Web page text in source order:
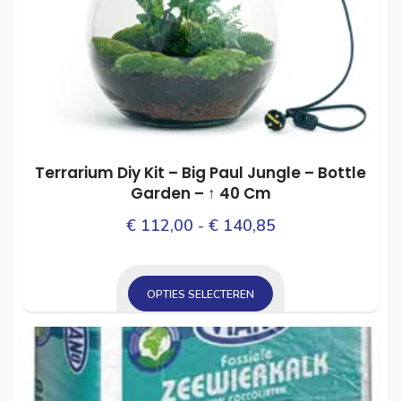
Terrarium Diy Kit – Big Paul Jungle – Bottle
Garden – ↑ 40 Cm
€112,00 - €140,85Prijsklasse:
OPTIES SELECTEREN
Dit
product
heeft
meerdere